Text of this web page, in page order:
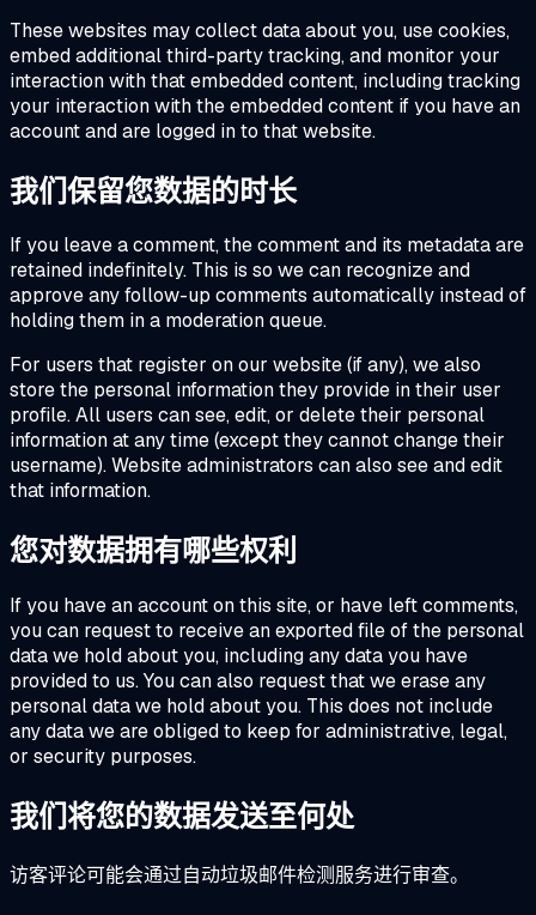
These websites may collect data about you, use cookies,
embed additional third-party tracking, and monitor your
interaction with that embedded content, including tracking
your interaction with the embedded content if you have an
account and are logged in to that website.
我们保留您数据的时长
If you leave a comment, the comment and its metadata are
retained indefinitely. This is so we can recognize and
approve any follow-up comments automatically instead of
holding them in a moderation queue.
For users that register on our website (if any), we also
store the personal information they provide in their user
profile. All users can see, edit, or delete their personal
information at any time (except they cannot change their
username). Website administrators can also see and edit
that information.
您对数据拥有哪些权利
If you have an account on this site, or have left comments,
you can request to receive an exported file of the personal
data we hold about you, including any data you have
provided to us. You can also request that we erase any
personal data we hold about you. This does not include
any data we are obliged to keep for administrative, legal,
or security purposes.
我们将您的数据发送至何处
访客评论可能会通过自动垃圾邮件检测服务进行审查。